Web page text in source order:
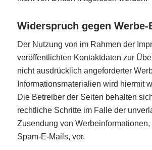
Widerspruch gegen Werbe-
Der Nutzung von im Rahmen der
veröffentlichten Kontaktdaten zur
nicht ausdrücklich angeforderter
Informationsmaterialien wird hiermit
Die Betreiber der Seiten behalten
rechtliche Schritte im Falle der
Zusendung von Werbeinformationen,
Spam-E-Mails, vor.